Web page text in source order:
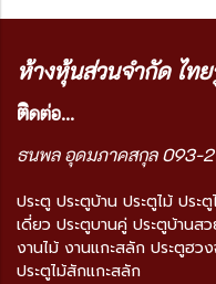
ห้างหุ้นส่วนจำกัด ไท
ติดต่อ...
ธนพล อุดมภาคสกุล 093-
ประตู ประตูบ้าน ประตูไม้ ประ
เดี่ยว ประตูบานคู่ ประตูบ้านส
งานไม้ งานแกะสลัก ประตูฮว
ประตูไม้สักแกะสลัก